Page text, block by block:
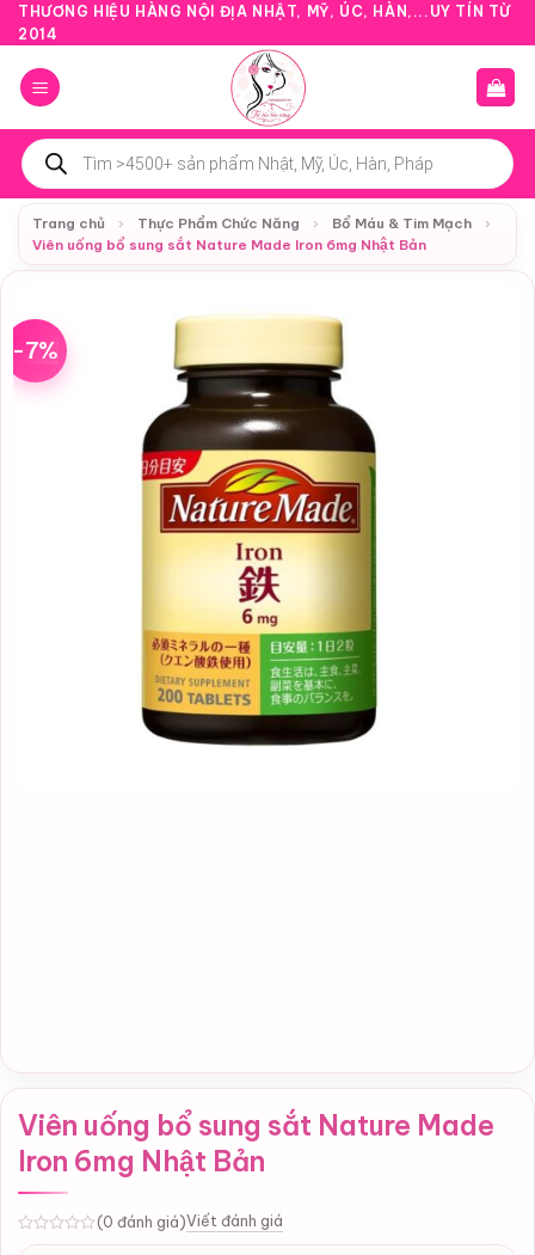
Bỏ
qua
nội
dung
THƯƠNG HIỆU HÀNG NỘI ĐỊA NHẬT, MỸ, ÚC, HÀN,...UY TÍN TỪ
2014
Tìm
kiếm
sản
phẩm
Trang chủ
› Thực Phẩm Chức Năng › Bổ Máu & Tim Mạch
›
Viên uống bổ sung sắt Nature Made Iron 6mg Nhật Bản
-7%
Viên uống bổ sung sắt Nature Made
Iron 6mg Nhật Bản
(0 đánh giá)Viết đánh giá